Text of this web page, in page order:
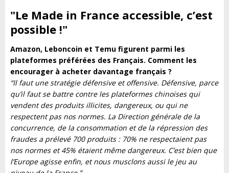
"Le Made in France accessible, c’est
possible !"
Amazon, Leboncoin et Temu figurent parmi les
plateformes préférées des Français. Comment les
encourager à acheter davantage français ?
“Il faut une stratégie défensive et offensive. Défensive, parce
qu’il faut se battre contre les plateformes chinoises qui
vendent des produits illicites, dangereux, ou qui ne
respectent pas nos normes. La Direction générale de la
concurrence, de la consommation et de la répression des
fraudes a prélevé 700 produits : 70% ne respectaient pas
nos normes et 45% étaient même dangereux. C’est bien que
l’Europe agisse enfin, et nous musclons aussi le jeu au